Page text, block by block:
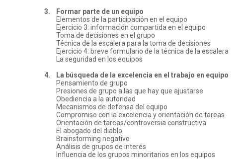
3.
Formar parte de un equipo
Elementos de la participación en el equipo
Ejercicio 3: información compartida en el equipo
Toma de decisiones en el grupo
Técnica de la escalera para la toma de decisiones
Ejercicio 4: breve formulario de la técnica de la escalera
La seguridad en los equipos
4.
La búsqueda de la excelencia en el trabajo en equipo
Pensamiento de grupo
Presiones de grupo a las que hay que ajustarse
Obediencia a la autoridad
Mecanismos de defensa del equipo
Compromiso con la excelencia y orientación de tareas
Orientación de tareas/controversia constructiva
El abogado del diablo
Brainstorming negativo
Análisis de grupos de interés
Influencia de los grupos minoritarios en los equipos